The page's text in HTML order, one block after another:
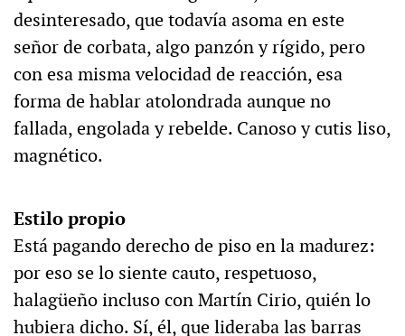
desinteresado, que todavía asoma en este
señor de corbata, algo panzón y rígido, pero
con esa misma velocidad de reacción, esa
forma de hablar atolondrada aunque no
fallada, engolada y rebelde. Canoso y cutis liso,
magnético.
Estilo propio
Está pagando derecho de piso en la madurez:
por eso se lo siente cauto, respetuoso,
halagüeño incluso con Martín Cirio, quién lo
hubiera dicho. Sí, él, que lideraba las barras